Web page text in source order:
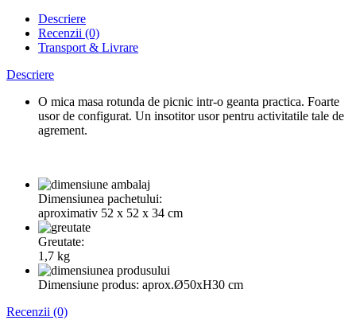
Descriere
Recenzii (0)
Transport & Livrare
Descriere
O mica masa rotunda de picnic intr-o geanta practica. Foarte
usor de configurat. Un insotitor usor pentru activitatile tale de
agrement.
Dimensiunea pachetului:
aproximativ 52 x 52 x 34 cm
Greutate:
1,7 kg
Dimensiune produs: aprox.Ø50xH30 cm
Recenzii (0)